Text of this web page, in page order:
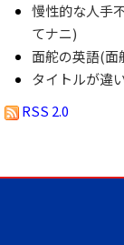
慢性的な人手
てナニ)
面舵の英語(面
タイトルが違
RSS 2.0